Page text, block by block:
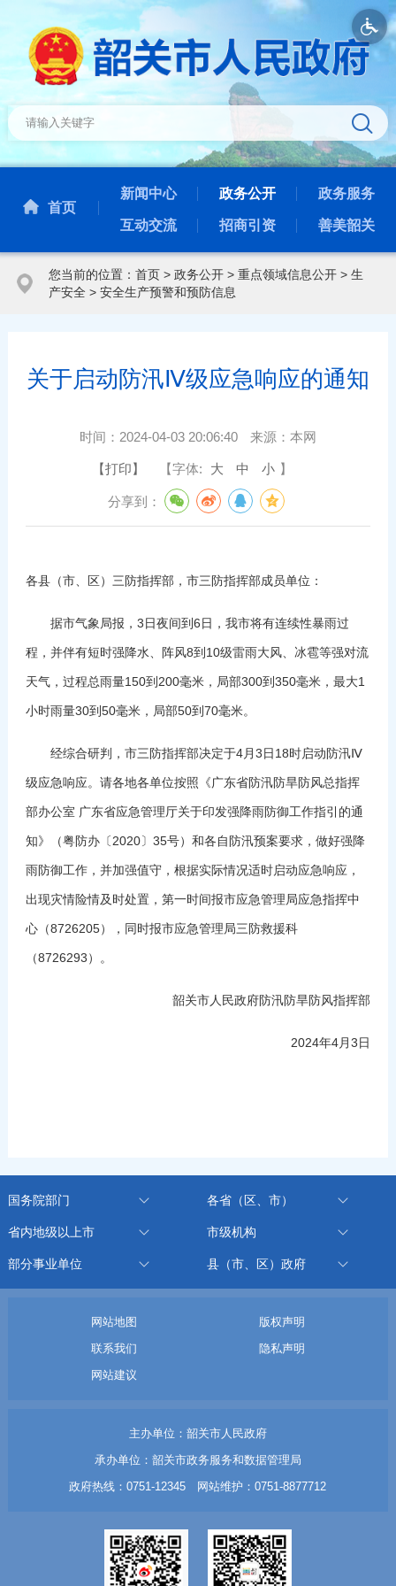
首页
新闻中心 政务公开 政务服务
互动交流 招商引资 善美韶关
您当前的位置： 首页> 政务公开> 重点领域信息公开> 生
产安全 > 安全生产预警和预防信息
关于启动防汛Ⅳ级应急响应的通知
时间： 2024-04-03 20:06:40 来源： 本网
【打印】 【字体: 大 中 小 】
分享到：
各县（市、区）三防指挥部，市三防指挥部成员单位：
据市气象局报，3日夜间到6日，我市将有连续性暴雨过
程，并伴有短时强降水、阵风8到10级雷雨大风、冰雹等强对流
天气，过程总雨量150到200毫米，局部300到350毫米，最大1
小时雨量30到50毫米，局部50到70毫米。
经综合研判，市三防指挥部决定于4月3日18时启动防汛Ⅳ
级应急响应。请各地各单位按照《广东省防汛防旱防风总指挥
部办公室 广东省应急管理厅关于印发强降雨防御工作指引的通
知》（粤防办〔2020〕35号）和各自防汛预案要求，做好强降
雨防御工作，并加强值守，根据实际情况适时启动应急响应，
出现灾情险情及时处置，第一时间报市应急管理局应急指挥中
心（8726205），同时报市应急管理局三防救援科
（8726293）。
韶关市人民政府防汛防旱防风指挥部
2024年4月3日
国务院部门 各省（区、市）
省内地级以上市 市级机构
部分事业单位 县（市、区）政府
网站地图
版权声明
联系我们
隐私声明
网站建议
主办单位：韶关市人民政府
承办单位：韶关市政务服务和数据管理局
政府热线：0751-12345 网站维护：0751-8877712